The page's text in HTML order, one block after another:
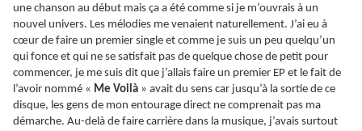
une chanson au début mais ça a été comme si je m’ouvrais à un
nouvel univers. Les mélodies me venaient naturellement. J’ai eu à
cœur de faire un premier single et comme je suis un peu quelqu’un
qui fonce et qui ne se satisfait pas de quelque chose de petit pour
commencer, je me suis dit que j’allais faire un premier EP et le fait de
l’avoir nommé « Me Voilà » avait du sens car jusqu’à la sortie de ce
disque, les gens de mon entourage direct ne comprenait pas ma
démarche. Au-delà de faire carrière dans la musique, j’avais surtout